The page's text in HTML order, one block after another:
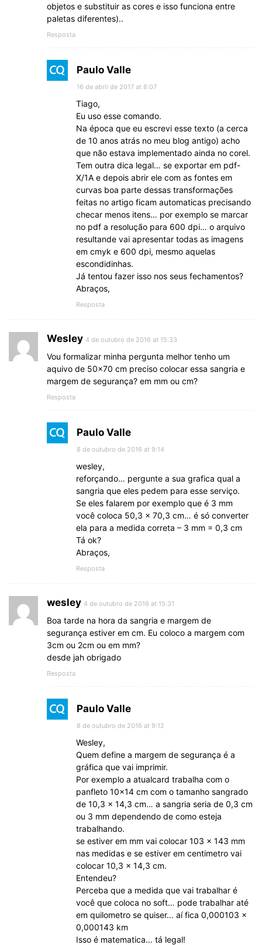
objetos e substituir as cores e isso funciona entre
paletas diferentes)..
Resposta
Paulo Valle
16 de abril de 2017 at 8:07
Tiago,
Eu uso esse comando.
Na época que eu escrevi esse texto (a cerca
de 10 anos atrás no meu blog antigo) acho
que não estava implementado ainda no corel.
Tem outra dica legal… se exportar em pdf-
X/1A e depois abrir ele com as fontes em
curvas boa parte dessas transformações
feitas no artigo ficam automaticas precisando
checar menos itens… por exemplo se marcar
no pdf a resolução para 600 dpi… o arquivo
resultande vai apresentar todas as imagens
em cmyk e 600 dpi, mesmo aquelas
escondidinhas.
Já tentou fazer isso nos seus fechamentos?
Abraços,
Resposta
Wesley 4 de outubro de 2016 at 15:33
Vou formalizar minha pergunta melhor tenho um
aquivo de 50×70 cm preciso colocar essa sangria e
margem de segurança? em mm ou cm?
Resposta
Paulo Valle
8 de outubro de 2016 at 9:14
wesley,
reforçando… pergunte a sua grafica qual a
sangria que eles pedem para esse serviço.
Se eles falarem por exemplo que é 3 mm
você coloca 50,3 x 70,3 cm… é só converter
ela para a medida correta – 3 mm = 0,3 cm
Tá ok?
Abraços,
Resposta
wesley 4 de outubro de 2016 at 15:31
Boa tarde na hora da sangria e margem de
segurança estiver em cm. Eu coloco a margem com
3cm ou 2cm ou em mm?
desde jah obrigado
Resposta
Paulo Valle
8 de outubro de 2016 at 9:12
Wesley,
Quem define a margem de segurança é a
gráfica que vai imprimir.
Por exemplo a atualcard trabalha com o
panfleto 10×14 cm com o tamanho sangrado
de 10,3 x 14,3 cm… a sangria seria de 0,3 cm
ou 3 mm dependendo de como esteja
trabalhando.
se estiver em mm vai colocar 103 x 143 mm
nas medidas e se estiver em centimetro vai
colocar 10,3 x 14,3 cm.
Entendeu?
Perceba que a medida que vai trabalhar é
você que coloca no soft… pode trabalhar até
em quilometro se quiser… aí fica 0,000103 x
0,000143 km
Isso é matematica… tá legal!